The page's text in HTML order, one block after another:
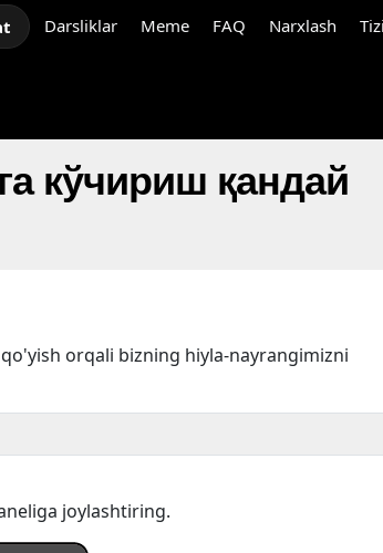
Darsliklar Meme FAQ Narxlash
кўчириш қандай
orqali bizning hiyla-nayrangimizni
joylashtiring.